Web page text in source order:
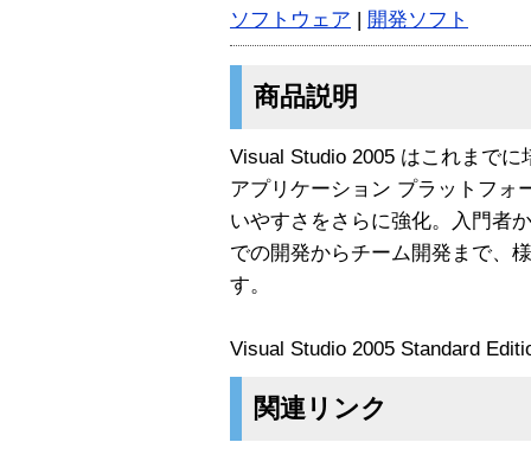
ソフトウェア | 開発ソフト
商品説明
Visual Studio 2005 はこれまで
アプリケーション プラットフォ
いやすさをさらに強化。入門者
での開発からチーム開発まで、
す。
Visual Studio 2005 Standard
関連リンク